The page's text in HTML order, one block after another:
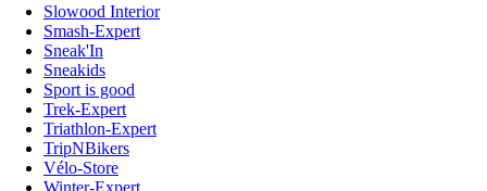
Slowood Interior
Smash-Expert
Sneak'In
Sneakids
Sport is good
Trek-Expert
Triathlon-Expert
TripNBikers
Vélo-Store
Winter-Expert